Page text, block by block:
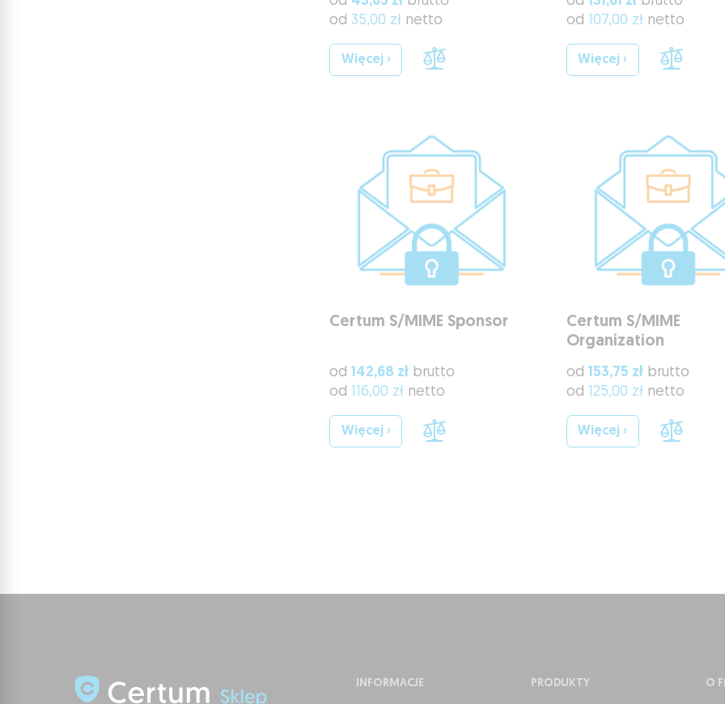
od 35,00 zł netto
Więcej ›
od 107,00 złnetto
Więcej ›
Certum S/MIME Sponsor
od 142,68 zł brutto
od 116,00 zł netto
Więcej ›
Certum S/MIME
Organization
od 153,75 złbrutto
od 125,00 złnetto
Więcej ›
INFORMACJE PRODUKTY O